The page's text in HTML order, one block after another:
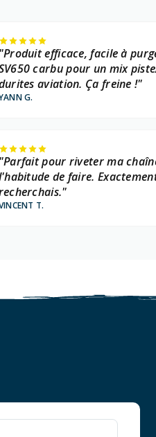
"Produit efficace, facile à
carbu pour un mix
aviation. Ça freine !"
G.
"Parfait pour riveter ma
de faire.
T.